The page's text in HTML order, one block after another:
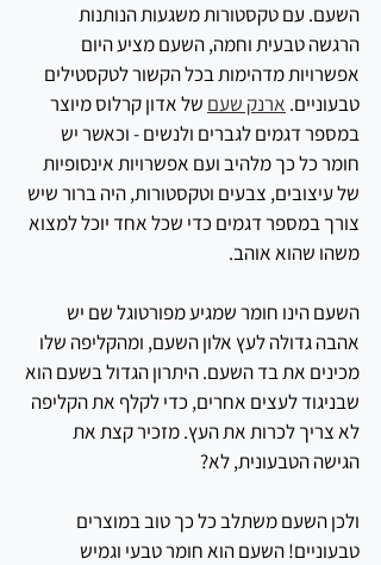
השעם. עם טקסטורות משגעות הנותנות
הרגשה טבעית וחמה, השעם מציע היום
אפשרויות מדהימות בכל הקשור לטקסטילים
טבעוניים. ארנק שעם של אדון קרלוס מיוצר
במספר דגמים לגברים ולנשים - וכאשר יש
חומר כל כך מלהיב ועם אפשרויות אינסופיות
של עיצובים, צבעים וטקסטורות, היה ברור שיש
צורך במספר דגמים כדי שכל אחד יוכל למצוא
משהו שהוא אוהב.
השעם הינו חומר שמגיע מפורטוגל שם יש
אהבה גדולה לעץ אלון השעם, ומהקליפה שלו
מכינים את בד השעם. היתרון הגדול בשעם הוא
שבניגוד לעצים אחרים, כדי לקלף את הקליפה
לא צריך לכרות את העץ. מזכיר קצת את
הגישה הטבעונית, לא?
ולכן השעם משתלב כל כך טוב במוצרים
טבעוניים! השעם הוא חומר טבעי וגמיש